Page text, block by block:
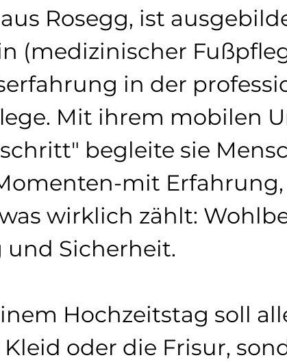
Rosegg, ist
(medizinischer
in der
Mit ihrem mobilen
begleite sie
mit
wirklich zählt:
Sicherheit.
Hochzeitstag soll
oder die Frisur,